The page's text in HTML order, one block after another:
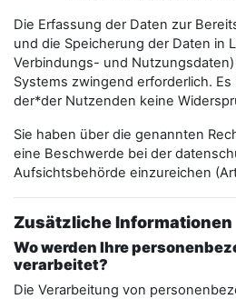
Die Erfassung der Daten zur
und die Speicherung der Daten in
Verbindungs- und
Systems zwingend erforderlich.
der*der Nutzenden keine
Sie haben über die genannten
eine Beschwerde bei der
Aufsichtsbehörde einzureichen
Zusätzliche Informationen
Wo werden Ihre
verarbeitet?
Die Verarbeitung von